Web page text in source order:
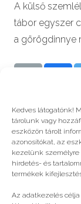
Kedves látogatónk!
tárolunk vagy
eszközön tárolt
azonosítókat, az
kezelünk
hirdetés- és
termékek
Az adatkezelés
A külső
tábor egyszer
a görögdinnye
szelektív,zöld
Még több